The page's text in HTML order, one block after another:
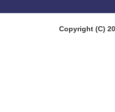
Copyright (C)